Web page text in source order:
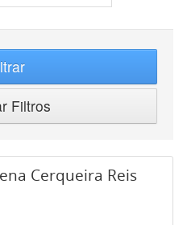
Filtros
Cerqueira Reis